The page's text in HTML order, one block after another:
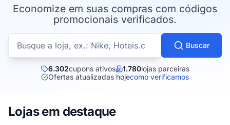
Economize em suas compras com códigos
promocionais verificados.
Buscar cupons por loja
Buscar
6.302cupons ativos 1.780lojas parceiras
Ofertas atualizadas hojecomo verificamos
Lojas em destaque